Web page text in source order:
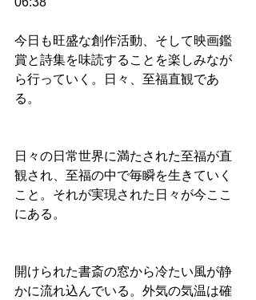
今日も旺盛な創作活動、そして映画鑑
賞と詩集を味読することを楽しみなが
ら行っていく。日々、至福直観であ
る。
日々の日常世界に満たされた至福が直
観され、至福の中で毎瞬を生きていく
こと。それが実現された日々が今ここ
にある。
開けられた書斎の窓から冷たい風が静
かに流れ込んでいる。外気の気温は確